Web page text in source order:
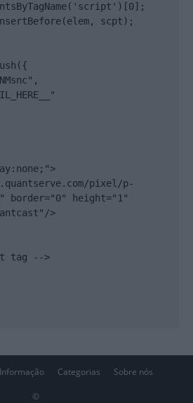
scpt);
pixel/p-
border="0" height="1"
>
tag -->
Informação Categorias Sobre nós
©